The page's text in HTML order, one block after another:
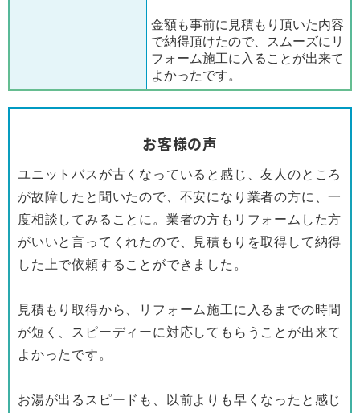
金額も事前に見積もり頂いた内容
で納得頂けたので、スムーズにリ
フォーム施工に入ることが出来て
よかったです。
お客様の声
ユニットバスが古くなっていると感じ、友人のところ
が故障したと聞いたので、不安になり業者の方に、一
度相談してみることに。業者の方もリフォームした方
がいいと言ってくれたので、見積もりを取得して納得
した上で依頼することができました。
見積もり取得から、リフォーム施工に入るまでの時間
が短く、スピーディーに対応してもらうことが出来て
よかったです。
お湯が出るスピードも、以前よりも早くなったと感じ